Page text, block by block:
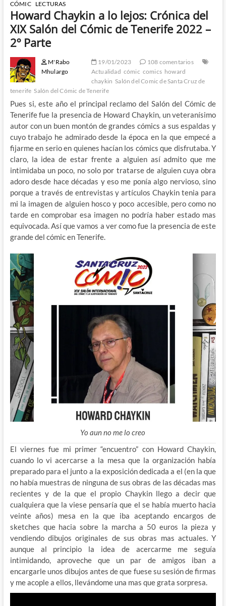
CÓMIC LECTURAS
Howard Chaykin a lo lejos: Crónica del
XIX Salón del Cómic de Tenerife 2022 –
2º Parte
M'Rabo
Mhulargo
19/01/2023
108 comentarios
Actualidad cómic comics howard
chaykin Salón del Comic de Santa Cruz de
tenerife Salón del Cómic de Tenerife
Pues si, este año el principal reclamo del Salón del Cómic de
Tenerife fue la presencia de Howard Chaykin, un veteranísimo
autor con un buen montón de grandes cómics a sus espaldas y
cuyo trabajo he admirado desde la época en la que empecé a
fijarme en serio en quienes hacían los cómics que disfrutaba. Y
claro, la idea de estar frente a alguien así admito que me
intimidaba un poco, no solo por tratarse de alguien cuya obra
adoro desde hace décadas y eso me ponía algo nervioso, sino
porque a través de entrevistas y artículos Chaykin tenia para
mi la imagen de alguien hosco y poco accesible, pero como no
tarde en comprobar esa imagen no podría haber estado mas
equivocada. Así que vamos a ver como fue la presencia de este
grande del cómic en Tenerife.
Yo aun no me lo creo
El viernes fue mi primer “encuentro” con Howard Chaykin,
cuando lo vi acercarse a la mesa que la organización había
preparado para el junto a la exposición dedicada a el (en la que
no había muestras de ninguna de sus obras de las décadas mas
recientes y de la que el propio Chaykin llego a decir que
cualquiera que la viese pensaría que el se había muerto hacia
veinte años) mesa en la que iba aceptando encargos de
sketches que hacia sobre la marcha a 50 euros la pieza y
vendiendo dibujos originales de sus obras mas actuales. Y
aunque al principio la idea de acercarme me seguía
intimidando, aproveche que un par de amigos iban a
encargarle unos dibujos antes de que fuese su sesión de firmas
y me acople a ellos, llevándome una mas que grata sorpresa.